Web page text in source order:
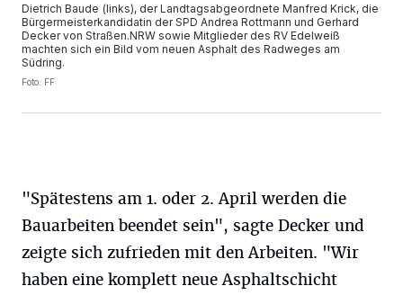
Dietrich Baude (links), der Landtagsabgeordnete Manfred Krick, die
Bürgermeisterkandidatin der SPD Andrea Rottmann und Gerhard
Decker von Straßen.NRW sowie Mitglieder des RV Edelweiß
machten sich ein Bild vom neuen Asphalt des Radweges am
Südring.
Foto: FF
"Spätestens am 1. oder 2. April werden die
Bauarbeiten beendet sein", sagte Decker und
zeigte sich zufrieden mit den Arbeiten. "Wir
haben eine komplett neue Asphaltschicht